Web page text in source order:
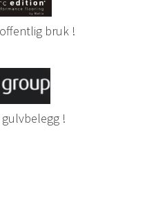
bruk !
gulvbelegg !